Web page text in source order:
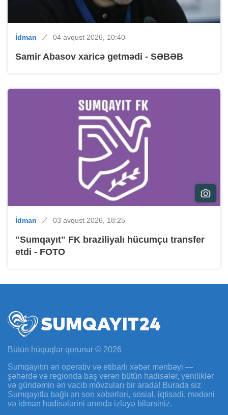
İdman 04 avqust 2026, 10:40
Samir Abasov xaricə getmədi - SƏBƏB
İdman 03 avqust 2026, 18:25
"Sumqayıt" FK braziliyalı hücumçu transfer
etdi - FOTO
Bütün hüquqlar qorunur © 2026
Sumqayıtın ən operativ və etibarlı xəbər mənbəyi —
şəhərdə və regionda baş verən bütün hadisələr, yeniliklər
və gündəmin ən vacib mövzuları bir arada! Burada siz
Sumqayıtla bağlı ən son xəbərləri, sosial, iqtisadi, mədəni
və idman hadisələrini anında izləyə bilərsiniz.